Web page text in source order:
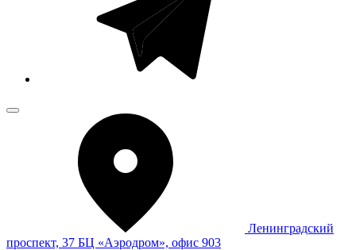
Ленинградский
проспект, 37 БЦ «Аэродром», офис 903